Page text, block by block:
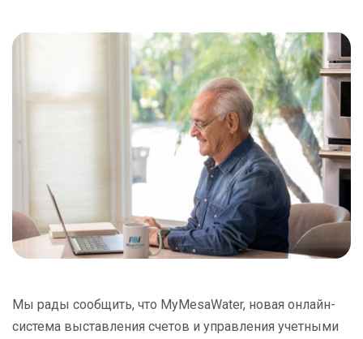
Мы рады сообщить, что MyMesaWater, новая онлайн-
система выставления счетов и управления учетными